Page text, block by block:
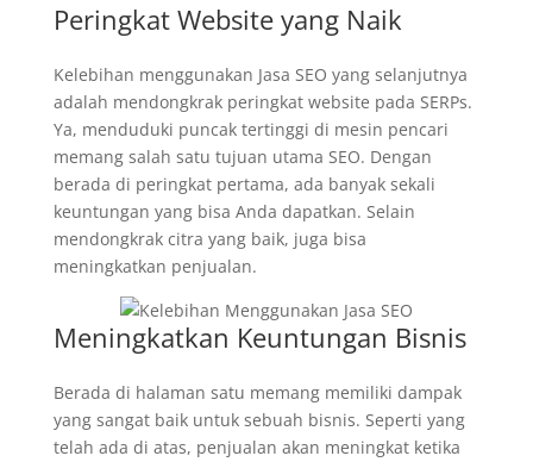
Peringkat Website yang Naik
Kelebihan menggunakan Jasa SEO yang selanjutnya
adalah mendongkrak peringkat website pada SERPs.
Ya, menduduki puncak tertinggi di mesin pencari
memang salah satu tujuan utama SEO. Dengan
berada di peringkat pertama, ada banyak sekali
keuntungan yang bisa Anda dapatkan. Selain
mendongkrak citra yang baik, juga bisa
meningkatkan penjualan.
Meningkatkan Keuntungan Bisnis
Berada di halaman satu memang memiliki dampak
yang sangat baik untuk sebuah bisnis. Seperti yang
telah ada di atas, penjualan akan meningkat ketika